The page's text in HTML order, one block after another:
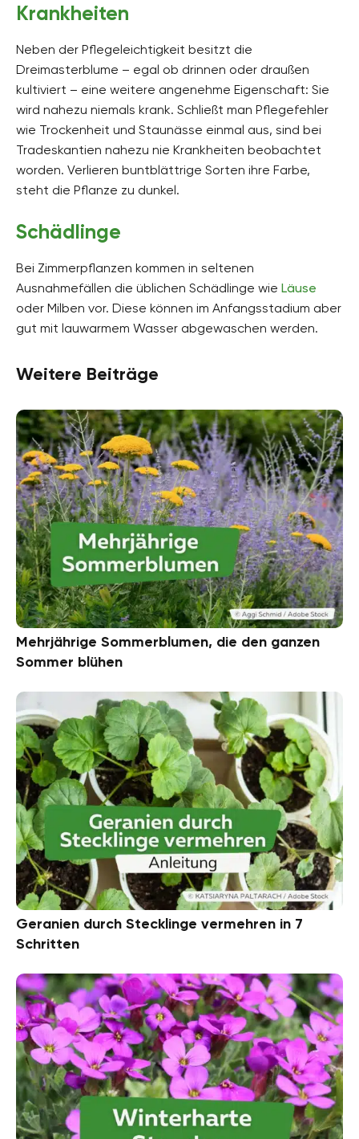
Krankheiten
Neben der Pflegeleichtigkeit besitzt die
Dreimasterblume – egal ob drinnen oder draußen
kultiviert – eine weitere angenehme Eigenschaft: Sie
wird nahezu niemals krank. Schließt man Pflegefehler
wie Trockenheit und Staunässe einmal aus, sind bei
Tradeskantien nahezu nie Krankheiten beobachtet
worden. Verlieren buntblättrige Sorten ihre Farbe,
steht die Pflanze zu dunkel.
Schädlinge
Bei Zimmerpflanzen kommen in seltenen
Ausnahmefällen die üblichen Schädlinge wie Läuse
oder Milben vor. Diese können im Anfangsstadium aber
gut mit lauwarmem Wasser abgewaschen werden.
Weitere Beiträge
Mehrjährige Sommerblumen, die den ganzen
Sommer blühen
Geranien durch Stecklinge vermehren in 7
Schritten